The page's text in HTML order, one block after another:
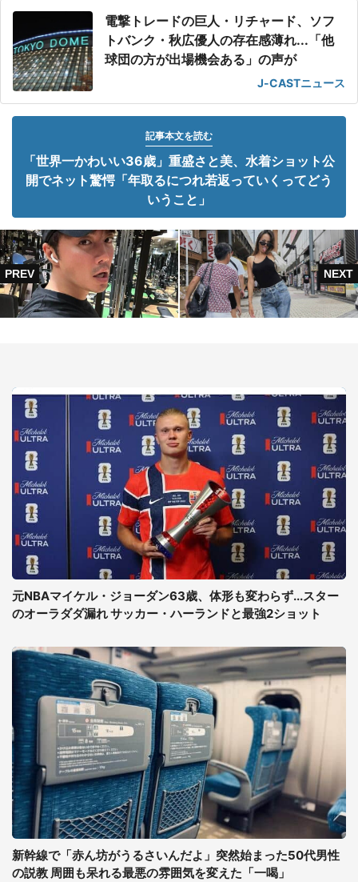
電撃トレードの巨人・リチャード、ソフ
トバンク・秋広優人の存在感薄れ...「他
球団の方が出場機会ある」の声が
J-CASTニュース
記事本文を読む
「世界一かわいい36歳」重盛さと美、水着ショット公
開でネット驚愕「年取るにつれ若返っていくってどう
いうこと」
元NBAマイケル・ジョーダン63歳、体形も変わらず...スター
のオーラダダ漏れ サッカー・ハーランドと最強2ショット
新幹線で「赤ん坊がうるさいんだよ」突然始まった50代男性
の説教 周囲も呆れる最悪の雰囲気を変えた「一喝」